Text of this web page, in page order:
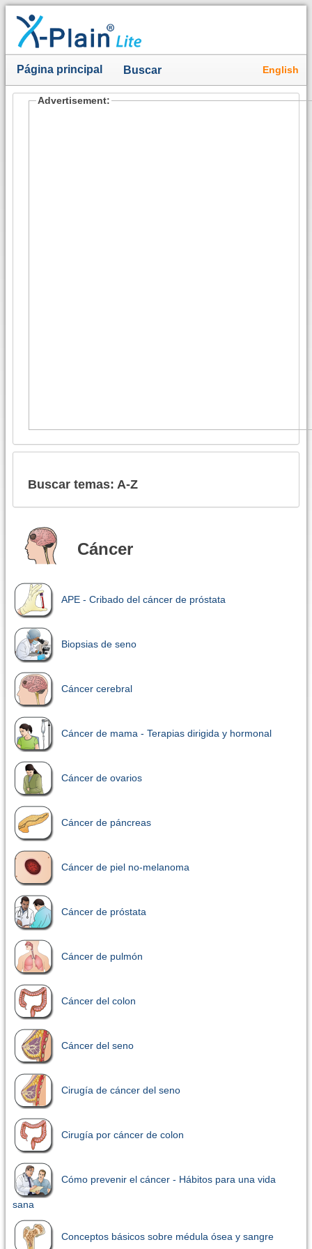
Página principal Buscar English
Advertisement:
Buscar temas: A-Z
Cáncer
APE - Cribado del cáncer de próstata
Biopsias de seno
Cáncer cerebral
Cáncer de mama - Terapias dirigida y hormonal
Cáncer de ovarios
Cáncer de páncreas
Cáncer de piel no-melanoma
Cáncer de próstata
Cáncer de pulmón
Cáncer del colon
Cáncer del seno
Cirugía de cáncer del seno
Cirugía por cáncer de colon
Cómo prevenir el cáncer - Hábitos para una vida
sana
Conceptos básicos sobre médula ósea y sangre